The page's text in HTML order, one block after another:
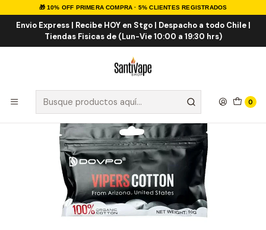
🎁 10% OFF PRIMERA COMPRA · 5% CLIENTES REGISTRADOS
Envio Express | Recibe HOY en Stgo | Despacho a todo Chile |
Tiendas Fisicas de (Lun-Vie 10:00 a 19:30 hrs)
0
Inicio INSUMOS ALGODONES Dovpo Vipers Cotton